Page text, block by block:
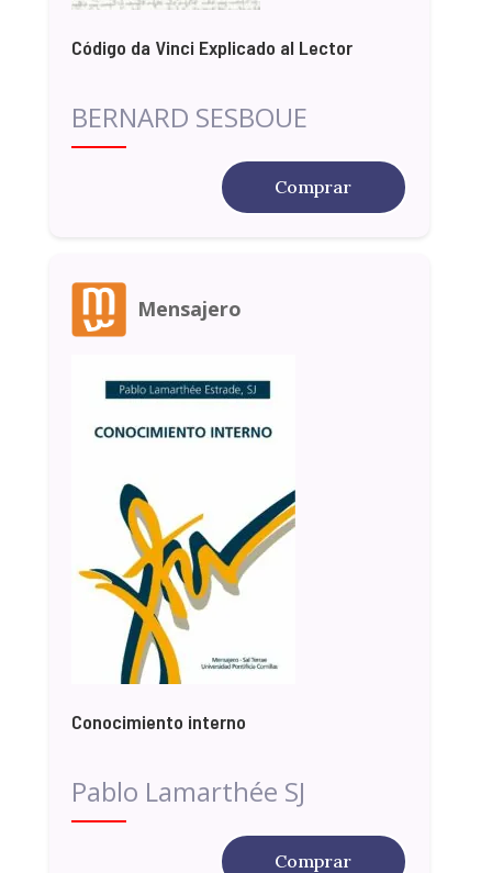
Código da Vinci Explicado al Lector
BERNARD SESBOUE
Comprar
Mensajero
Conocimiento interno
Pablo Lamarthée SJ
Comprar